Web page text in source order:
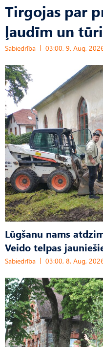
Tirgojas par
ļaudīm un
Sabiedrība 03:00, 9. Aug,
Lūgšanu nams
Veido telpas
Sabiedrība 03:00, 8. Aug,